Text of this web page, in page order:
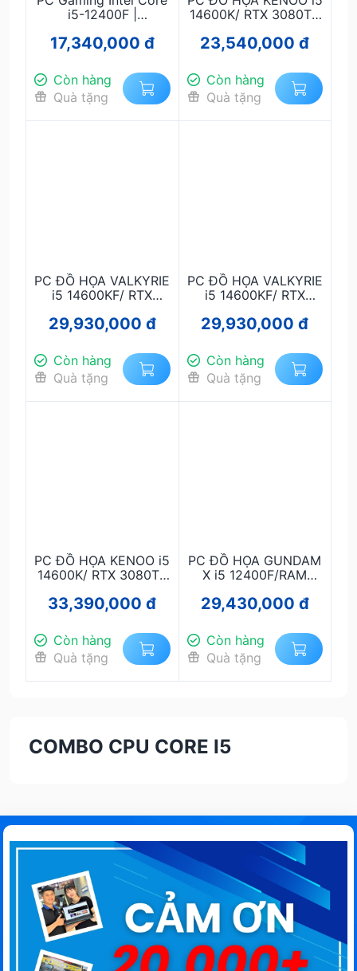
i5-12400F |
B760 | RAM 16GB |
| SSD 512GB | Nguồn
650W - Chiến Game,
Thiết Kế Đồ Họa,
17,340,000 đ
Còn hàng
Quà tặng
14600K/ RTX 3080Ti/
23,540,000 đ
Còn hàng
Quà tặng
PC ĐỒ HỌA VALKYRIE
i5 14600KF/ RTX
SSD 1TB
29,930,000 đ
Còn hàng
Quà tặng
PC ĐỒ HỌA VALKYRIE
i5 14600KF/ RTX
SSD 1TB
29,930,000 đ
Còn hàng
Quà tặng
PC ĐỒ HỌA KENOO i5
14600K/ RTX 3080Ti/
33,390,000 đ
Còn hàng
Quà tặng
PC ĐỒ HỌA GUNDAM
X i5 12400F/RAM
SSD 1T
29,430,000 đ
Còn hàng
Quà tặng
COMBO CPU CORE I5